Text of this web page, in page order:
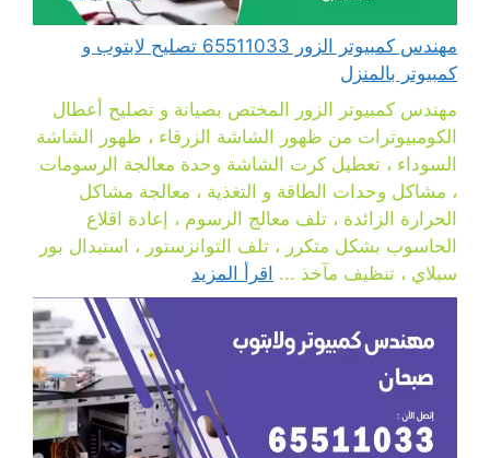
مهندس كمبيوتر الزور 65511033 تصليح لابتوب و
كمبيوتر بالمنزل
مهندس كمبيوتر الزور المختص بصيانة و تصليح أعطال
الكومبيوترات من ظهور الشاشة الزرقاء ، ظهور الشاشة
السوداء ، تعطيل كرت الشاشة وحدة معالجة الرسومات
، مشاكل وحدات الطاقة و التغذية ، معالجة مشاكل
الحرارة الزائدة ، تلف معالج الرسوم ، إعادة اقلاع
الحاسوب بشكل متكرر ، تلف التوانزستور ، استبدال بور
سبلاي ، تنظيف مآخذ ... اقرأ المزيد